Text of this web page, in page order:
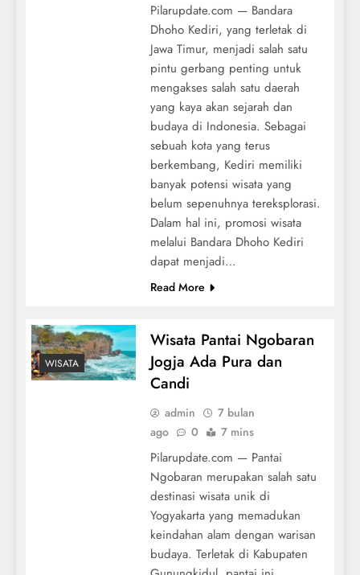
Pilarupdate.com — Bandara
Dhoho Kediri, yang terletak di
Jawa Timur, menjadi salah satu
pintu gerbang penting untuk
mengakses salah satu daerah
yang kaya akan sejarah dan
budaya di Indonesia. Sebagai
sebuah kota yang terus
berkembang, Kediri memiliki
banyak potensi wisata yang
belum sepenuhnya tereksplorasi.
Dalam hal ini, promosi wisata
melalui Bandara Dhoho Kediri
dapat menjadi…
Read More
WISATA
Wisata Pantai Ngobaran
Jogja Ada Pura dan
Candi
admin
7 bulan
ago
0 7 mins
Pilarupdate.com — Pantai
Ngobaran merupakan salah satu
destinasi wisata unik di
Yogyakarta yang memadukan
keindahan alam dengan warisan
budaya. Terletak di Kabupaten